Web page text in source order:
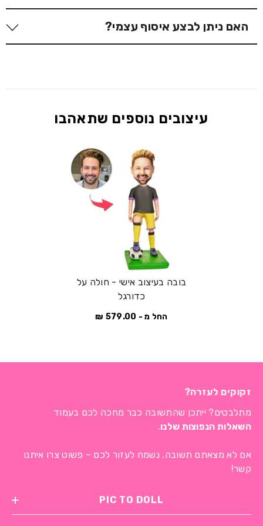
מהתוצאה הסופית.
אישור סופי.
עיכוב במתן אישור או בקשות לתיקונים מרובים עשויים
להאריך את זמן הייצור, ולכן אנו ממליצים להיערך בהתאם
ולהגיב בזמן כדי להבטיח תהליך מהיר ויעיל.
לבדיקת אפשרות לביטול או שינוי, מומלץ לעיין במדיניות
ההחזרות שלנו.
בהחלט! אנחנו שמחים לספק הזמנות גם ללקוחות מחו"ל.
האם ניתן לבצע איסוף עצמי?
עיצובים נוספים שתאהבו
בובה בעיצוב אישי - חולה על
כדורגל
החל מ - 579.00 ₪
זקוקים לעזרה?
מתלבטים? ייתכן שהתשובה כבר מחכה לכם בעמוד
השאלות הנפוצות שלנו.
אם לא מצאתם תשובה, נשמח לעזור לכם – פשוט צרו איתנו
קשר!
PIC TO DOLL